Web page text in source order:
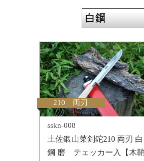
210 両刃
sskn-008
土佐鍛山菜剣鉈210 両刃 白
鋼 磨 テェッカー入【木